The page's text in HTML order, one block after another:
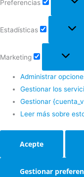
Preferencias
Estadísticas
Marketing
Administrar
Gestionar los
Gestionar
Leer más sobre
Acepte
Gestionar